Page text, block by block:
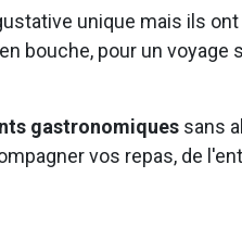
unique mais ils
bouche, pour un
gastronomiques sans
vos repas, de